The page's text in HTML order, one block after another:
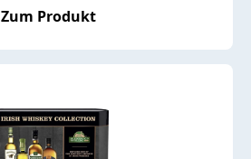
Zum Produkt